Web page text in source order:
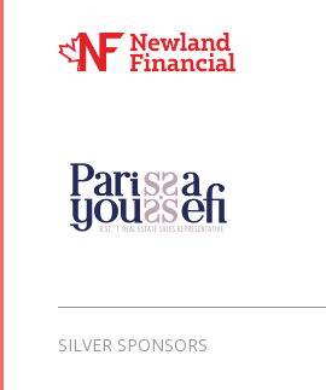
SILVER SPONSORS